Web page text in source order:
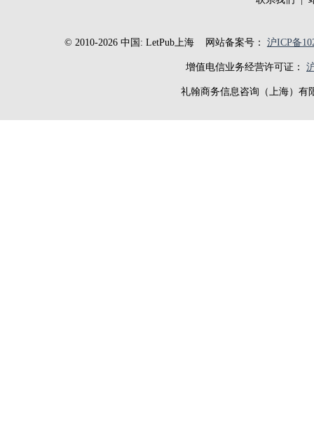
© 2010-2026 中国: LetPub上海网站备案号： 沪ICP备
增值电信业务经营许可证：
礼翰商务信息咨询（上海）